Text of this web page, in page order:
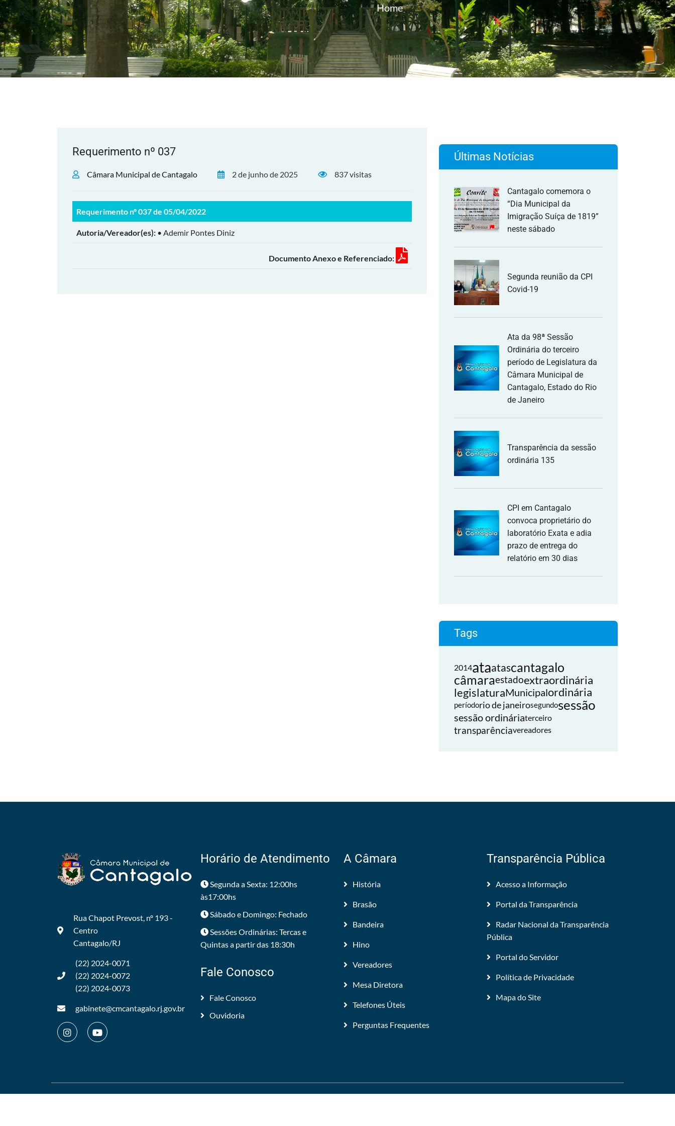
Home
Requerimento nº 037
Câmara Municipal de Cantagalo 2 de junho de 2025 837 visitas
Requerimento nº 037 de 05/04/2022
Autoria/Vereador(es): • Ademir Pontes Diniz
Documento Anexo e Referenciado:
Últimas Notícias
Cantagalo comemora o
“Dia Municipal da
Imigração Suíça de 1819”
neste sábado
Segunda reunião da CPI
Covid-19
Ata da 98ª Sessão
Ordinária do terceiro
período de Legislatura da
Câmara Municipal de
Cantagalo, Estado do Rio
de Janeiro
Transparência da sessão
ordinária 135
CPI em Cantagalo
convoca proprietário do
laboratório Exata e adia
prazo de entrega do
relatório em 30 dias
Tags
2014ataatascantagalo
câmaraestadoextraordinária
legislaturaMunicipalordinária
períodorio de janeirosegundosessão
sessão ordináriaterceiro
transparênciavereadores
Rua Chapot Prevost, nº 193 -
Centro
Cantagalo/RJ
(22) 2024-0071
(22) 2024-0072
(22) 2024-0073
gabinete@cmcantagalo.rj.gov.br
Horário de Atendimento
Segunda a Sexta: 12:00hs
às17:00hs
Sábado e Domingo: Fechado
Sessões Ordinárias: Tercas e
Quintas a partir das 18:30h
Fale Conosco
Fale Conosco
Ouvidoria
A Câmara
História
Brasão
Bandeira
Hino
Vereadores
Mesa Diretora
Telefones Úteis
Perguntas Frequentes
Transparência Pública
Acesso a Informação
Portal da Transparência
Radar Nacional da Transparência
Pública
Portal do Servidor
Política de Privacidade
Mapa do Site